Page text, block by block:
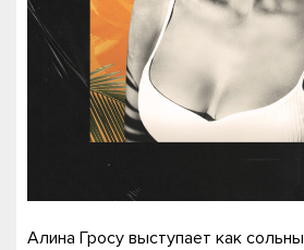
Алина Гросу выступает как